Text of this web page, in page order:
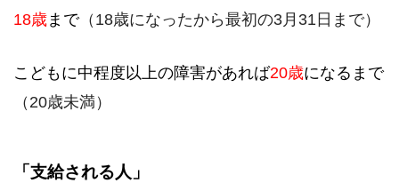
18歳まで（18歳になったから最初の3月31日まで）
こどもに中程度以上の障害があれば20歳になるまで
（20歳未満）
「支給される人」